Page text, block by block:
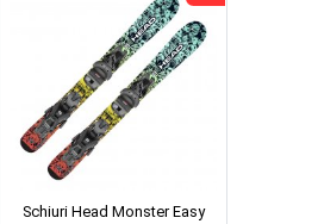
Schiuri Head Monster Easy